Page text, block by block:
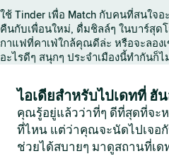
ใช้ Tinder เพื่อ Match กับคนที่สนใจ
คืนกับเพื่อนใหม่, ดื่มชิลล์ๆ ในบาร์สุด
กาแฟที่คาเฟ่ใกล้คุณดีล่ะ หรือจะลอง
อะไรดีๆ สนุกๆ ประจำเมืองนี้ทำกันก็ไ
ไอเดียสำหรับไปเดทที่ ฮั
คุณรู้อยู่แล้วว่าที่ๆ ดีที่สุดที่จะ
ที่ไหน แต่ว่าคุณจะนัดไปเจอกั
ช่วยได้สบายๆ มาดูสถานที่เด